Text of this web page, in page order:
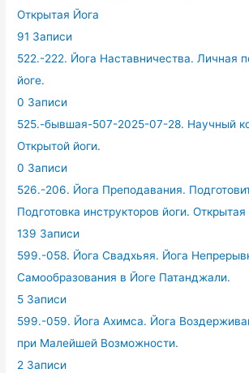
Открытая Йога
91 Записи
522.-222. Йога Наставничества. Личная
йоге.
0 Записи
525.-бывшая-507-2025-07-28. Научный
Открытой йоги.
0 Записи
526.-206. Йога Преподавания.
Подготовка инструкторов йоги. Открытая
139 Записи
599.-058. Йога Свадхьяя. Йога
Самообразования в Йоге Патанджали.
5 Записи
599.-059. Йога Ахимса. Йога
при Малейшей Возможности.
2 Записи